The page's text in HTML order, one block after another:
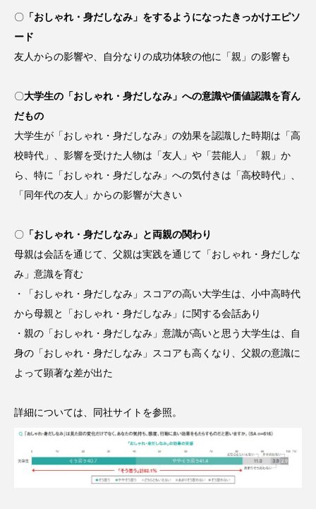
サステナブル美容 サプライチェーン
スカルプ クレンジング 頻度
スキンケア スキンケア 習慣
スキンケアルーティン ストレス スパ
スマートリング セーフプレイス セラミド
ソーシャルウェルネス ソーシャルコマース
タンパク質 ディープクレンジング
ドライヤー 温度 髪 ダメージ
ナイトプロテイン ナイトルーティン 金木犀
パーソナライズ バーチャルメイク
〇 「おしゃれ・身だしなみ」をするようになったきっかけエピソ
ード
友人からの影響や、自分なりの成功体験の他に「親」の影響も
〇大学生の「おしゃれ・身だしなみ」への意識や価値認識を育ん
だもの
大学生が「おしゃれ・身だしなみ」の効果を認識した時期は「高
校時代」、影響を受けた人物は「友人」や「芸能人」「親」か
ら、特に「おしゃれ・身だしなみ」への気付きは「高校時代」、
「同年代の友人」からの影響が大きい
〇 「おしゃれ・身だしなみ」と両親の関わり
母親は会話を通じて、父親は実践を通じて「おしゃれ・身だしな
み」意識を育む
・「おしゃれ・身だしなみ」スコアの高い大学生は、小中高時代
から母親と「おしゃれ・身だしなみ」に関する会話あり
・親の「おしゃれ・身だしなみ」意識が高いと思う大学生は、自
身の「おしゃれ・身だしなみ」スコアも高くなり、父親の意識に
よって顕著な差が出た
詳細については、同社サイトを参照。